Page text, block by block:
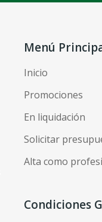
Menú
Inicio
Promociones
En liquidación
Solicitar
Alta como
Condiciones